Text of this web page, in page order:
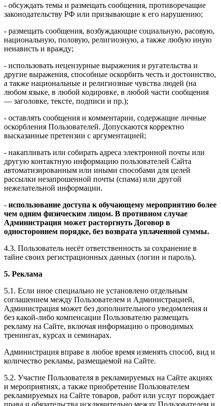
- обсуждать темы и размещать сообщения, противоречащие
законодательству РФ или призывающие к его нарушению;
- размещать сообщения, возбуждающие социальную, расовую,
национальную, половую, религиозную, а также любую иную
ненависть и вражду;
- использовать нецензурные выражения и ругательства и
другие выражения, способные оскорбить честь и достоинство,
а также национальные и религиозные чувства людей (на
любом языке, в любой кодировке, в любой части сообщения
— заголовке, тексте, подписи и пр.);
- оставлять сообщения и комментарии, содержащие личные
оскорбления Пользователей. Допускаются корректно
высказанные претензии с аргументацией;
- накапливать или собирать адреса электронной почты или
другую контактную информацию пользователей Сайта
автоматизированным или иными способами для целей
рассылки незапрошенной почты (спама) или другой
нежелательной информации.
- использование доступа к обучающему мероприятию более
чем одним физическим лицом. В противном случае
Администрация может расторгнуть Договор в
одностороннем порядке, без возврата уплаченной суммы.
4.3. Пользователь несёт ответственность за сохранение в
тайне своих регистрационных данных (логин и пароль).
5. Реклама
5.1. Если иное специально не установлено отдельным
соглашением между Пользователем и Администрацией,
Администрация может без дополнительного уведомления и
без какой-либо компенсации Пользователю размещать
рекламу на Сайте, включая информацию о проводимых
тренингах, курсах и семинарах.
Администрация вправе в любое время изменять способ, вид и
количество рекламы, размещаемой на Сайте.
5.2. Участие Пользователя в рекламируемых на Сайте акциях
и мероприятиях, а также приобретение Пользователем
рекламируемых на Сайте товаров, работ или услуг порождает
права и обязательства исключительно между Пользователем и